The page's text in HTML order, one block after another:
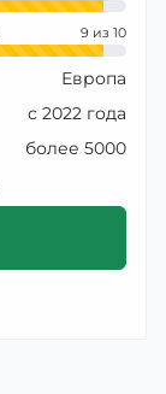
9
Европа
с 2022 года
более 5000